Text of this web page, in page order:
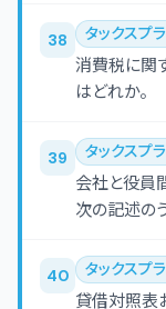
38 タックスプ
消費税に関
はどれか。
39 タックスプ
会社と役員
次の記述の
40 タックスプ
貸借対照表